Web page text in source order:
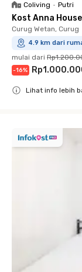
Coliving • Putri
Kost Anna
Curug Wetan, Curug
4.9 km dari
mulai dari
-16%
Lihat info lebih